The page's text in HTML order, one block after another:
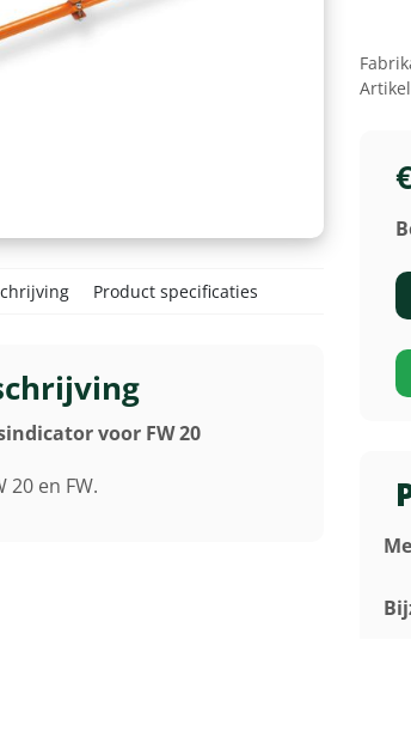
voor FW 20
20 en FW.
Product specificaties